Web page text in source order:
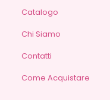
Catalogo
Chi Siamo
Contatti
Come Acquistare